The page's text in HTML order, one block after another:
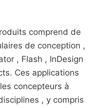
comprend de
de conception ,
, Flash , InDesign
Ces applications
concepteurs à
, y compris